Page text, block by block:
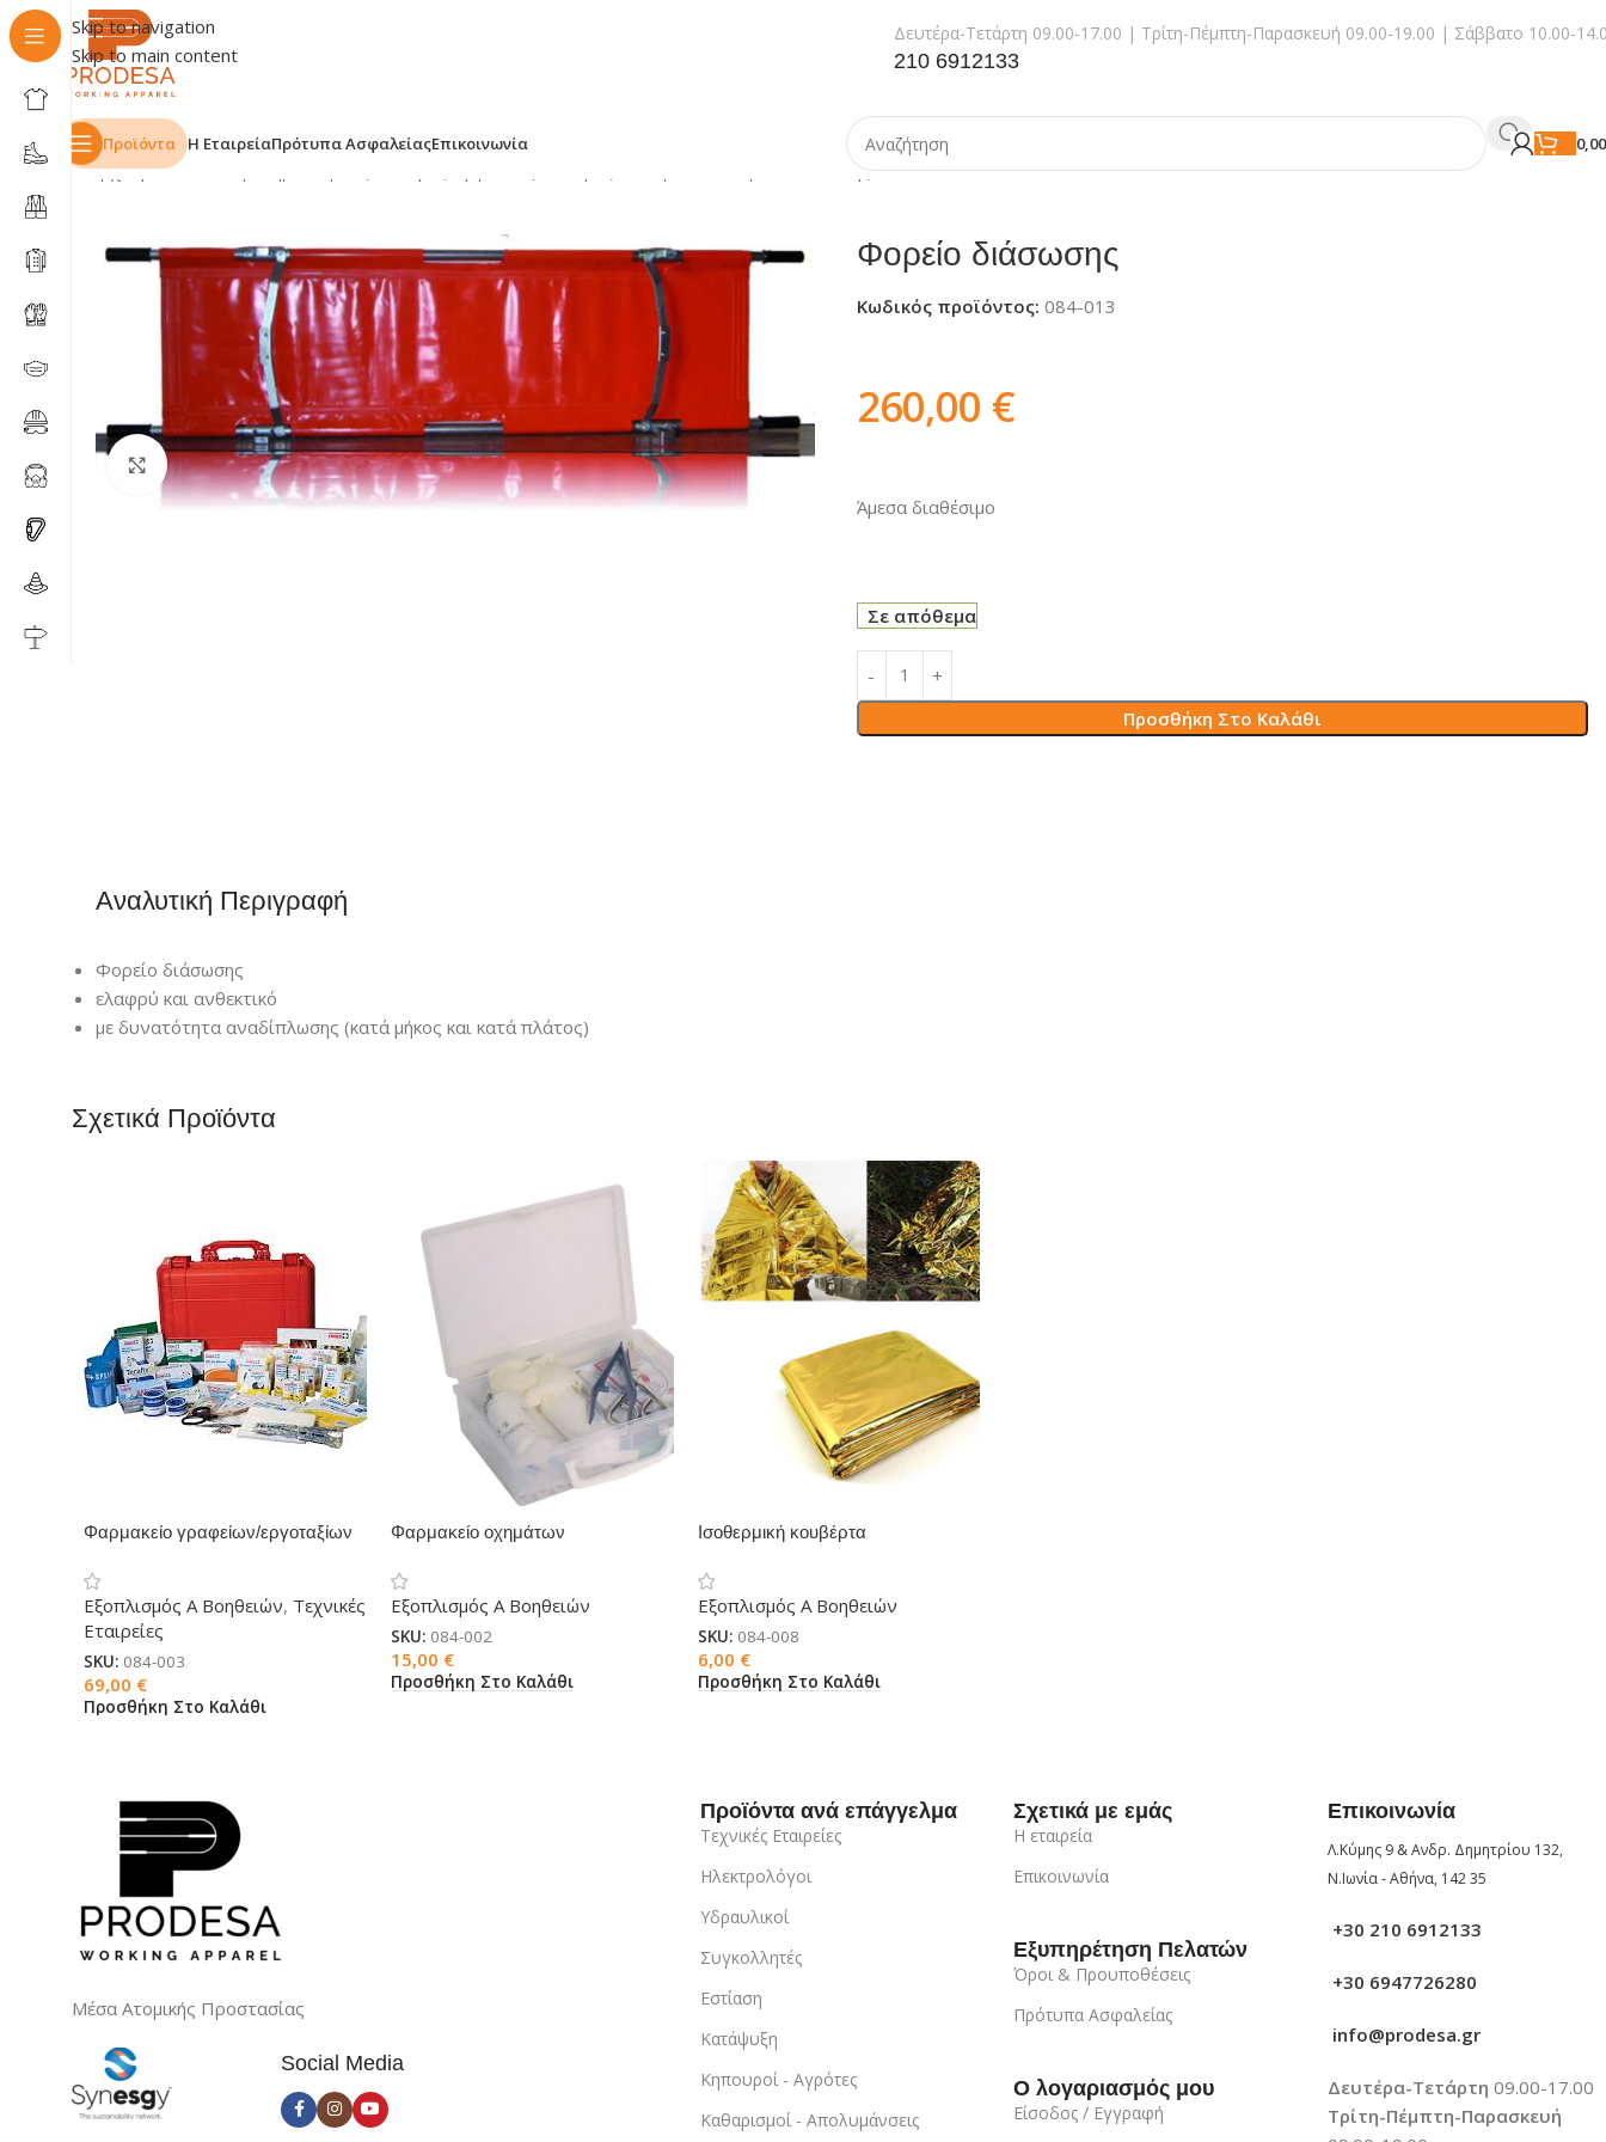
Skip to navigation
Skip to main content
Δευτέρα-Τετάρτη 09.00-17.00 | Τρίτη-Πέμπτη-Παρασκευή 09.00-19.00 | Σάββατο 10.00-
210 6912133
Προϊόντα Η ΕταιρείαΠρότυπα ΑσφαλείαςΕπικοινωνία
Αρχική σελίδα Φορείο διάσωσης
Click to enlarge
Φορείο διάσωσης
Κωδικός προϊόντος: 084-013
260,00 €
Άμεσα διαθέσιμο
Σε απόθεμα
Προσθήκη Στο Καλάθι
Αναλυτική Περιγραφή
Φορείο διάσωσης
ελαφρύ και ανθεκτικό
με δυνατότητα αναδίπλωσης (κατά μήκος και κατά πλάτος)
Σχετικά Προϊόντα
Φαρμακείο γραφείων/εργοταξίων
Εξοπλισμός Α Βοηθειών, Τεχνικές
Εταιρείες
SKU: 084-003
69,00 €
Προσθήκη Στο Καλάθι
Φαρμακείο οχημάτων
Εξοπλισμός Α Βοηθειών
SKU: 084-002
15,00 €
Προσθήκη Στο Καλάθι
Ισοθερμική κουβέρτα
Εξοπλισμός Α Βοηθειών
SKU: 084-008
6,00 €
Προσθήκη Στο Καλάθι
Μέσα Ατομικής Προστασίας
Social Media
Προϊόντα ανά επάγγελμα
Τεχνικές Εταιρείες
Ηλεκτρολόγοι
Υδραυλικοί
Συγκολλητές
Εστίαση
Κατάψυξη
Κηπουροί - Αγρότες
Καθαρισμοί - Απολυμάνσεις
Σχετικά με εμάς
Η εταιρεία
Επικοινωνία
Εξυπηρέτηση Πελατών
Όροι & Προυποθέσεις
Πρότυπα Ασφαλείας
Ο λογαριασμός μου
Είσοδος / Εγγραφή
Επικοινωνία
Λ.Κύμης 9 & Ανδρ. Δημητρίου 132,
Ν.Ιωνία - Αθήνα, 142 35
+30 210 6912133
+30 6947726280
info@prodesa.gr
Δευτέρα-Τετάρτη 09.00-17.00
Τρίτη-Πέμπτη-Παρασκευή